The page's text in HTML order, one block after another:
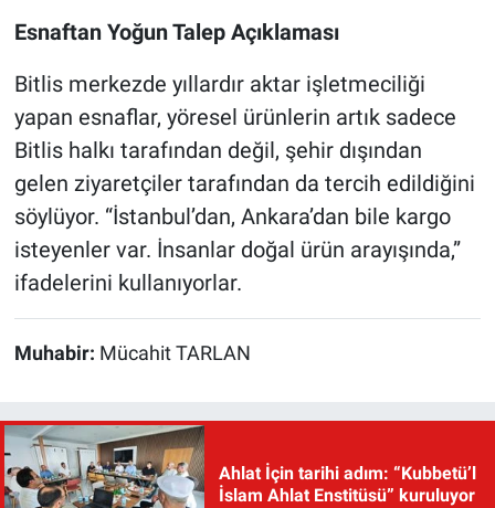
Esnaftan Yoğun Talep Açıklaması
Bitlis merkezde yıllardır aktar işletmeciliği
yapan esnaflar, yöresel ürünlerin artık sadece
Bitlis halkı tarafından değil, şehir dışından
gelen ziyaretçiler tarafından da tercih edildiğini
söylüyor. “İstanbul’dan, Ankara’dan bile kargo
isteyenler var. İnsanlar doğal ürün arayışında,”
ifadelerini kullanıyorlar.
Muhabir: Mücahit TARLAN
Ahlat İçin tarihi adım: “Kubbetü’l
İslam Ahlat Enstitüsü” kuruluyor